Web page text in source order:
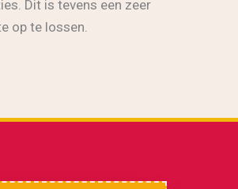
Dit is tevens een zeer
op te lossen.